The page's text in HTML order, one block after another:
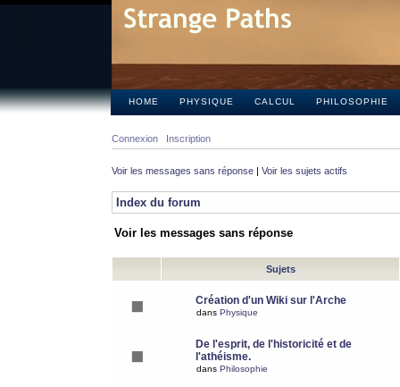
HOME PHYSIQUE CALCUL PHILOSOPHIE
Connexion Inscription
Voir les messages sans réponse | Voir les sujets actifs
Index du forum
Voir les messages sans réponse
Sujets
Création d'un Wiki sur l'Arche
dans Physique
De l'esprit, de l'historicité et de
l'athéisme.
dans Philosophie